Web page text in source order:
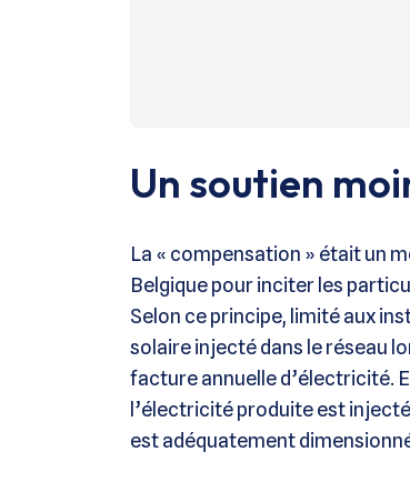
Un soutien
La « compensation » était un
Belgique pour inciter les
Selon ce principe, limité aux
solaire injecté dans le réseau
facture annuelle d’électricité.
l’électricité produite est
est adéquatement